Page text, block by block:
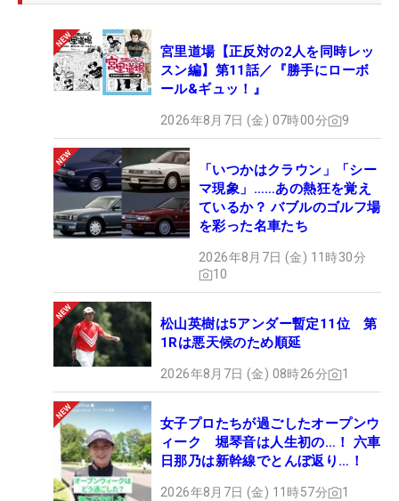
気づけたかった」。
宮里道場【正反対の2人を同時レッ
スン編】第11話／『勝手にローボ
ール&ギュッ！』
2026年8月7日 (金) 07時00分 9
「いつかはクラウン」「シー
マ現象」……あの熱狂を覚え
ているか？ バブルのゴルフ場
を彩った名車たち
2026年8月7日 (金) 11時30分
10
松山英樹は5アンダー暫定11位 第
1Rは悪天候のため順延
2026年8月7日 (金) 08時26分 1
女子プロたちが過ごしたオープンウ
ィーク 堀琴音は人生初の…！ 六車
日那乃は新幹線でとんぼ返り…！
2026年8月7日 (金) 11時57分 1